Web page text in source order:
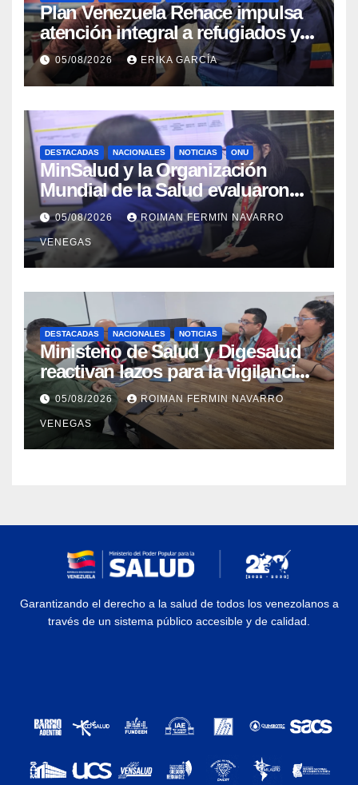
​Plan Venezuela Renace impulsa
atención integral a refugiados y
evaluación de vacunación en
Aragua
05/08/2026 ERIKA GARCÍA
DESTACADAS NACIONALES NOTICIAS ONU
MinSalud y la Organización
Mundial de la Salud evaluaron
propuesta técnica integral en
materia de agua saneamiento e
higiene ante contingencia
sísmica
05/08/2026 ROIMAN FERMIN NAVARRO
VENEGAS
DESTACADAS NACIONALES NOTICIAS
Ministerio de Salud y Digesalud
reactivan lazos para la vigilancia
epidemiológica y el control de
enfermedades
05/08/2026 ROIMAN FERMIN NAVARRO
VENEGAS
Garantizando el derecho a la salud de todos los venezolanos a
través de un sistema público accesible y de calidad.